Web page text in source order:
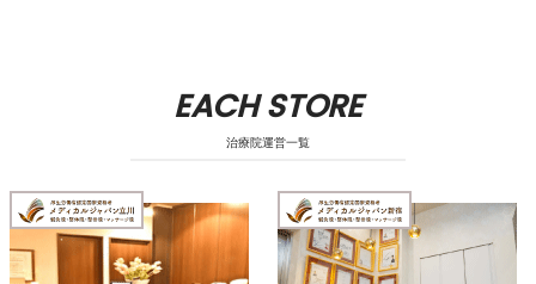
EACH STORE
治療院運営一覧